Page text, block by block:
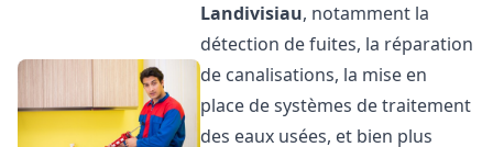
Landivisiau, notamment la
détection de fuites, la réparation
de canalisations, la mise en
place de systèmes de traitement
des eaux usées, et bien plus